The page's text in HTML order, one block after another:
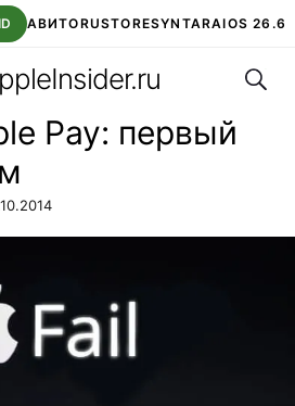
АВИТОRUSTORESYNTARAIOS 26.6
ROBLOXВТБ ОНЛАЙН
Pay: первый